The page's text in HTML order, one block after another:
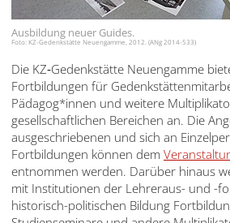
Italiano
Nederlands
Polski
Português
Türkçe
Yкраїнський
Русский
Ausbildung neuer Guides.
Foto: KZ-Gedenkstätte Neuengamme, 2012. (ANg 2014-533)
Die KZ‑Gedenkstätte Neuengamme
Fortbildungen für
Pädagog*innen und weitere
gesellschaftlichen Bereichen an. Die
ausgeschriebenen und sich an
Fortbildungen können dem
entnommen werden. Darüber hinaus
mit Institutionen der Lehreraus- und -
historisch-politischen Bildung